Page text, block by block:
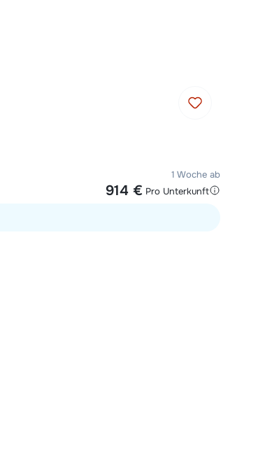
1 Woche ab
914 € Pro Unterkunft